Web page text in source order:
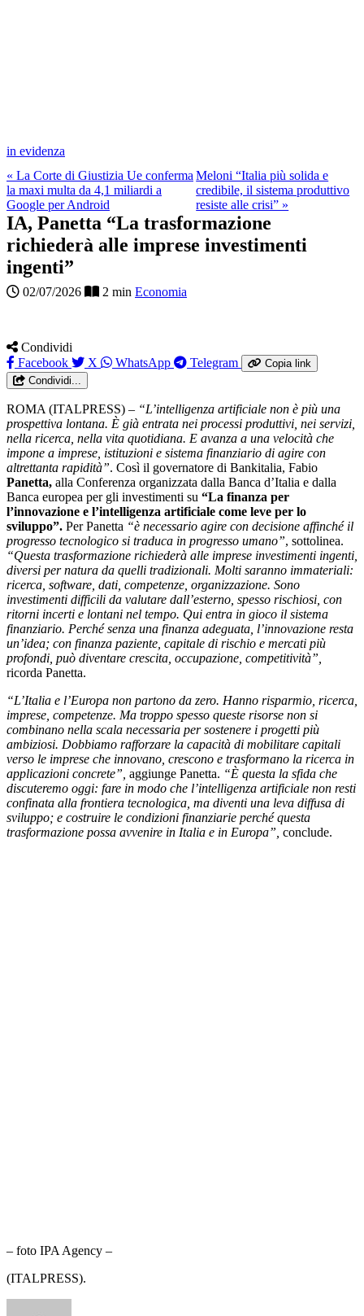
in evidenza
« La Corte di Giustizia Ue conferma
la maxi multa da 4,1 miliardi a
Google per Android
Meloni “Italia più solida e
credibile, il sistema produttivo
resiste alle crisi” »
IA, Panetta “La trasformazione
richiederà alle imprese investimenti
ingenti”
02/07/2026 2 min Economia
Condividi
Facebook
X WhatsApp Telegram
Copia link
Condividi...
ROMA (ITALPRESS) – “L’intelligenza artificiale non è più una
prospettiva lontana. È già entrata nei processi produttivi, nei servizi,
nella ricerca, nella vita quotidiana. E avanza a una velocità che
impone a imprese, istituzioni e sistema finanziario di agire con
altrettanta rapidità”. Così il governatore di Bankitalia, Fabio
Panetta, alla Conferenza organizzata dalla Banca d’Italia e dalla
Banca europea per gli investimenti su “La finanza per
l’innovazione e l’intelligenza artificiale come leve per lo
sviluppo”. Per Panetta “è necessario agire con decisione affinché il
progresso tecnologico si traduca in progresso umano”, sottolinea.
“Questa trasformazione richiederà alle imprese investimenti ingenti,
diversi per natura da quelli tradizionali. Molti saranno immateriali:
ricerca, software, dati, competenze, organizzazione. Sono
investimenti difficili da valutare dall’esterno, spesso rischiosi, con
ritorni incerti e lontani nel tempo. Qui entra in gioco il sistema
finanziario. Perché senza una finanza adeguata, l’innovazione resta
un’idea; con finanza paziente, capitale di rischio e mercati più
profondi, può diventare crescita, occupazione, competitività”,
ricorda Panetta.
“L’Italia e l’Europa non partono da zero. Hanno risparmio, ricerca,
imprese, competenze. Ma troppo spesso queste risorse non si
combinano nella scala necessaria per sostenere i progetti più
ambiziosi. Dobbiamo rafforzare la capacità di mobilitare capitali
verso le imprese che innovano, crescono e trasformano la ricerca in
applicazioni concrete”, aggiunge Panetta. “È questa la sfida che
discuteremo oggi: fare in modo che l’intelligenza artificiale non resti
confinata alla frontiera tecnologica, ma diventi una leva diffusa di
sviluppo; e costruire le condizioni finanziarie perché questa
trasformazione possa avvenire in Italia e in Europa”, conclude.
– foto IPA Agency –
(ITALPRESS).